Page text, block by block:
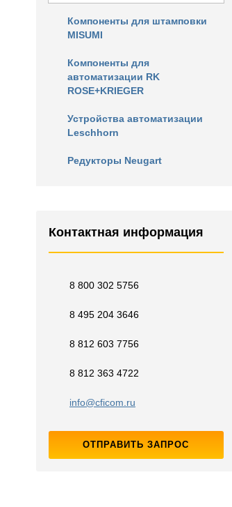
Компоненты для штамповки
MISUMI
Компоненты для
автоматизации RK
ROSE+KRIEGER
Устройства автоматизации
Leschhorn
Редукторы Neugart
Контактная информация
8 800 302 5756
8 495 204 3646
8 812 603 7756
8 812 363 4722
info@cficom.ru
ОТПРАВИТЬ ЗАПРОС